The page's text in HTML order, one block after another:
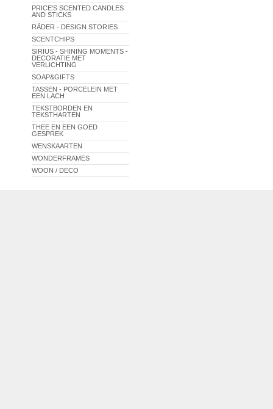
PRICE'S SCENTED CANDLES
AND STICKS
RÄDER - DESIGN STORIES
SCENTCHIPS
SIRIUS - SHINING MOMENTS -
DECORATIE MET
VERLICHTING
SOAP&GIFTS
TASSEN - PORCELEIN MET
EEN LACH
TEKSTBORDEN EN
TEKSTHARTEN
THEE EN EEN GOED
GESPREK
WENSKAARTEN
WONDERFRAMES
WOON / DECO